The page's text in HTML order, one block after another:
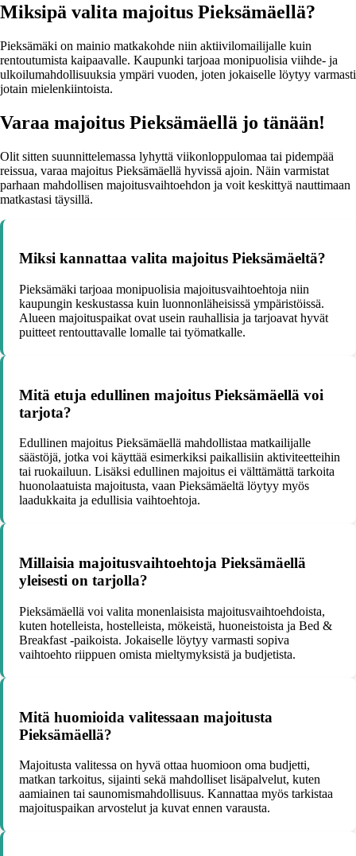
Miksipä valita majoitus Pieksämäellä?
Pieksämäki on mainio matkakohde niin aktiivilomailijalle kuin
rentoutumista kaipaavalle. Kaupunki tarjoaa monipuolisia viihde- ja
ulkoilumahdollisuuksia ympäri vuoden, joten jokaiselle löytyy varmasti
jotain mielenkiintoista.
Varaa majoitus Pieksämäellä jo tänään!
Olit sitten suunnittelemassa lyhyttä viikonloppulomaa tai pidempää
reissua, varaa majoitus Pieksämäellä hyvissä ajoin. Näin varmistat
parhaan mahdollisen majoitusvaihtoehdon ja voit keskittyä nauttimaan
matkastasi täysillä.
Miksi kannattaa valita majoitus Pieksämäeltä?
Pieksämäki tarjoaa monipuolisia majoitusvaihtoehtoja niin
kaupungin keskustassa kuin luonnonläheisissä ympäristöissä.
Alueen majoituspaikat ovat usein rauhallisia ja tarjoavat hyvät
puitteet rentouttavalle lomalle tai työmatkalle.
Mitä etuja edullinen majoitus Pieksämäellä voi
tarjota?
Edullinen majoitus Pieksämäellä mahdollistaa matkailijalle
säästöjä, jotka voi käyttää esimerkiksi paikallisiin aktiviteetteihin
tai ruokailuun. Lisäksi edullinen majoitus ei välttämättä tarkoita
huonolaatuista majoitusta, vaan Pieksämäeltä löytyy myös
laadukkaita ja edullisia vaihtoehtoja.
Millaisia majoitusvaihtoehtoja Pieksämäellä
yleisesti on tarjolla?
Pieksämäellä voi valita monenlaisista majoitusvaihtoehdoista,
kuten hotelleista, hostelleista, mökeistä, huoneistoista ja Bed &
Breakfast -paikoista. Jokaiselle löytyy varmasti sopiva
vaihtoehto riippuen omista mieltymyksistä ja budjetista.
Mitä huomioida valitessaan majoitusta
Pieksämäellä?
Majoitusta valitessa on hyvä ottaa huomioon oma budjetti,
matkan tarkoitus, sijainti sekä mahdolliset lisäpalvelut, kuten
aamiainen tai saunomismahdollisuus. Kannattaa myös tarkistaa
majoituspaikan arvostelut ja kuvat ennen varausta.